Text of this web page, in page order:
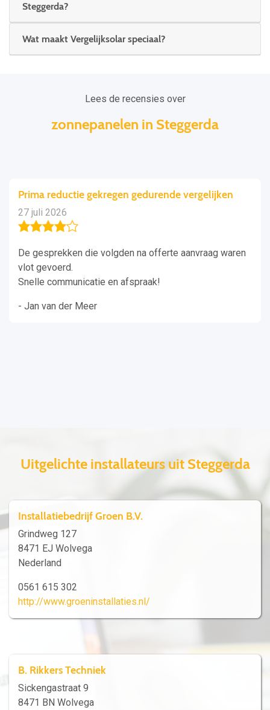
Steggerda?
Wat maakt Vergelijksolar speciaal?
Lees de recensies over
zonnepanelen in Steggerda
Prima reductie gekregen gedurende vergelijken
27 juli 2026
De gesprekken die volgden na offerte aanvraag waren
vlot gevoerd.
Snelle communicatie en afspraak!
- Jan van der Meer
Uitgelichte installateurs uit Steggerda
Installatiebedrijf Groen B.V.
Grindweg 127
8471 EJ Wolvega
Nederland
0561 615 302
http://www.groeninstallaties.nl/
B. Rikkers Techniek
Sickengastraat 9
8471 BN Wolvega